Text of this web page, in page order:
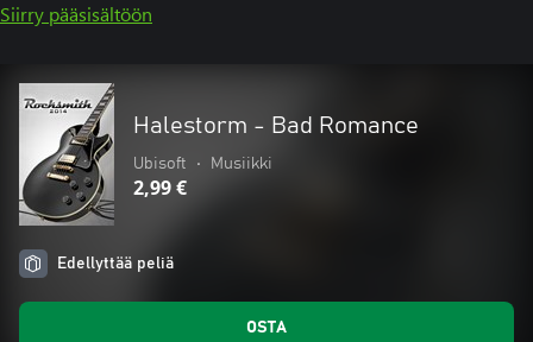
Siirry pääsisältöön
Halestorm - Bad Romance
Ubisoft • Musiikki
2,99 €
Edellyttää peliä
OSTA